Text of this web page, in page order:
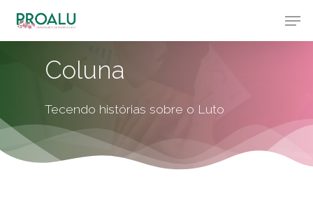
main
Coluna
Tecendo histórias sobre o Luto
Close